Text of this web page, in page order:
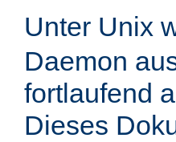
Unter Unix
Daemon
fortlaufend
Dieses